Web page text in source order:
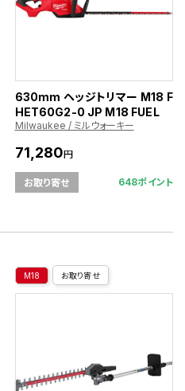
630mm ヘッジトリマー M18 F
HET60G2-0 JP M18 FUEL
Milwaukee / ミルウォーキー
71,280円
お取り寄せ 648ポイント
M18 お取り寄せ